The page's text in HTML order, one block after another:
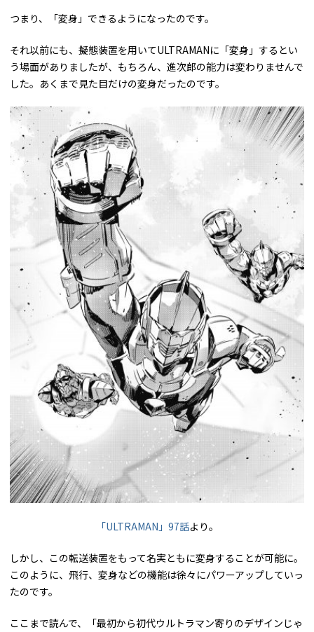
つまり、「変身」できるようになったのです。
それ以前にも、擬態装置を用いてULTRAMANに「変身」するとい
う場面がありましたが、もちろん、進次郎の能力は変わりませんで
した。あくまで見た目だけの変身だったのです。
「ULTRAMAN」97話より。
しかし、この転送装置をもって名実ともに変身することが可能に。
このように、飛行、変身などの機能は徐々にパワーアップしていっ
たのです。
ここまで読んで、「最初から初代ウルトラマン寄りのデザインじゃ